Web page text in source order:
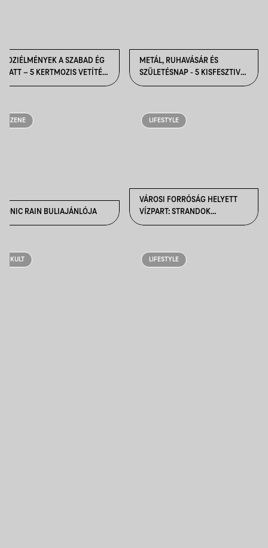
MOZIÉLMÉNYEK A SZABAD ÉG
ALATT – 5 KERTMOZIS VETÍTÉS
BUDAPESTEN
METÁL, RUHAVÁSÁR ÉS
SZÜLETÉSNAP - 5 KISFESZTIVÁL
A FŐVÁROSBÓL
ZENE
SONIC RAIN BULIAJÁNLÓJA
LIFESTYLE
VÁROSI FORRÓSÁG HELYETT
VÍZPART: STRANDOK
BUDAPEST KÖRNYÉKÉN
KULT LIFESTYLE